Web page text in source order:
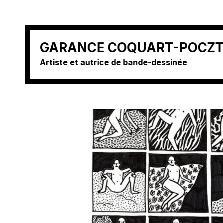
Aller
contenu
(Pressez
GARANCE COQUART-
Artiste et autrice de bande-dessinée